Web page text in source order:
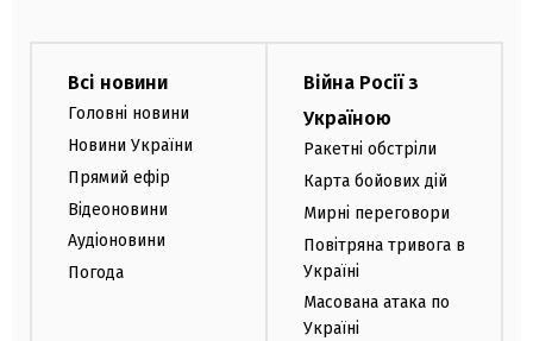
Всі новини
Головні новини
Новини України
Прямий ефір
Відеоновини
Аудіоновини
Погода
Війна Росії з
Україною
Ракетні обстріли
Карта бойових дій
Мирні переговори
Повітряна тривога в
Україні
Масована атака по
Україні